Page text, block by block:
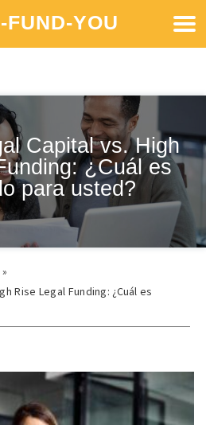
FUND-YOU
Capital vs. High
¿Cuál es
para usted?
»
Rise Legal Funding: ¿Cuál es